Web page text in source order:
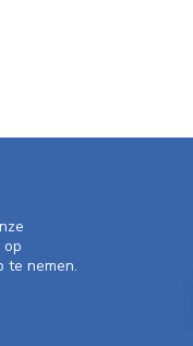
te nemen.